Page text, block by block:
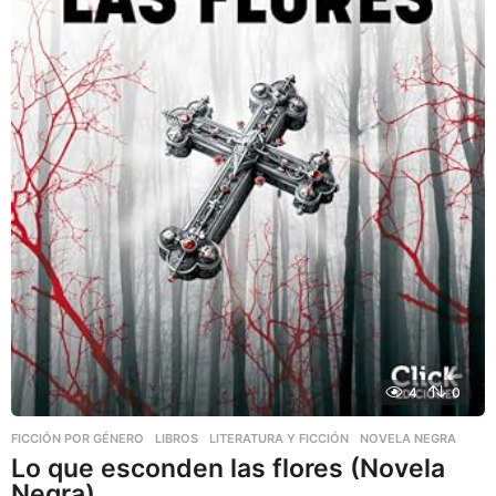
4 0
FICCIÓN POR GÉNERO ,LIBROS ,LITERATURA Y FICCIÓN NOVELA NEGRA
Lo que esconden las flores (Novela